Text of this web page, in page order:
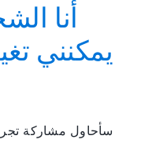
أنا
يمكنني
سأحاول مشاركة